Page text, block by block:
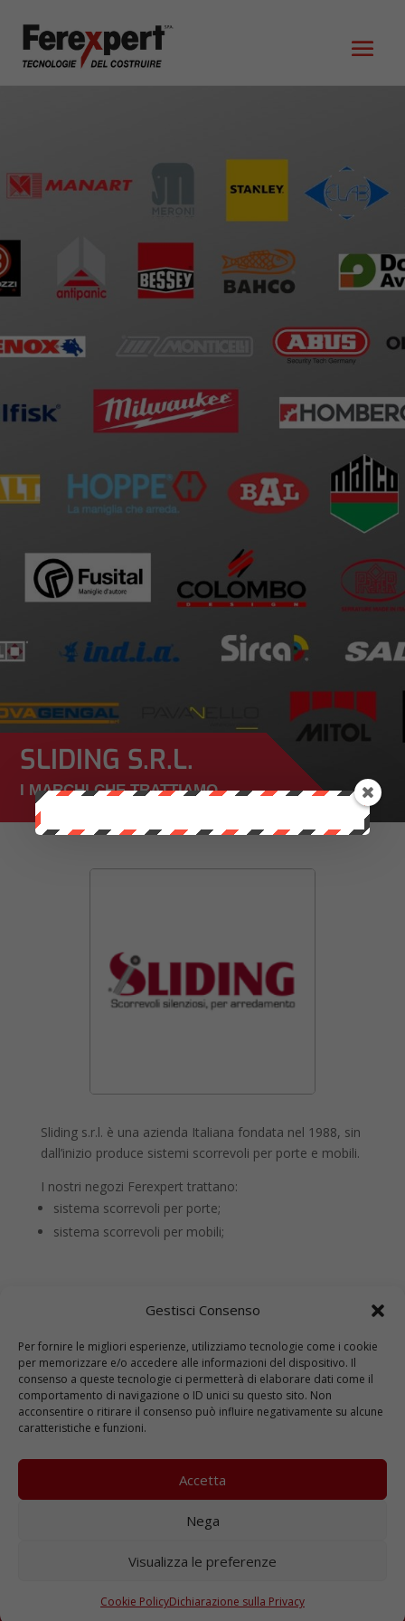
Gestisci Consenso
Per fornire le migliori esperienze, utilizziamo tecnologie come i cookie
per memorizzare e/o accedere alle informazioni del dispositivo. Il
consenso a queste tecnologie ci permetterà di elaborare dati come il
comportamento di navigazione o ID unici su questo sito. Non
acconsentire o ritirare il consenso può influire negativamente su alcune
caratteristiche e funzioni.
Accetta
Nega
Visualizza le preferenze
Cookie PolicyDichiarazione sulla Privacy
SLIDING S.R.L.
I MARCHI CHE TRATTIAMO
Sliding s.r.l. è una azienda Italiana fondata nel 1988, sin
dall’inizio produce sistemi scorrevoli per porte e mobili.
I nostri negozi Ferexpert trattano:
sistema scorrevoli per porte;
sistema scorrevoli per mobili;
Interessato alle nostre
iniziative e promozioni?
aggiornato sugli eventi che organizziamo
periodicamente e sulle nostre promozioni.
ISCRIVITI ALLA NEWSLETTER